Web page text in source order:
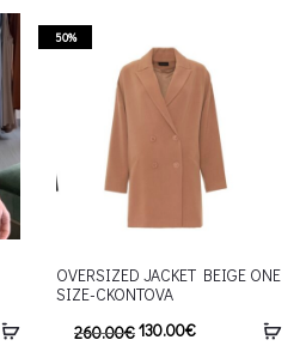
50%
OVERSIZED JACKET BEIGE ONE
SIZE-CKONTOVA
260.00€130.00€